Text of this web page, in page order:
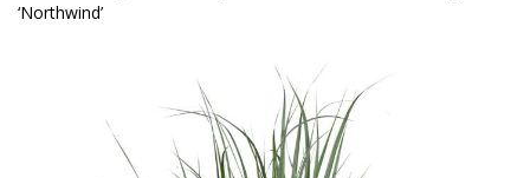
‘Northwind’